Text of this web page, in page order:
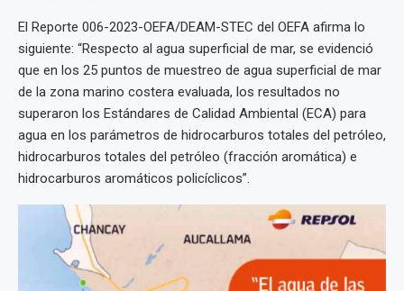
El Reporte 006-2023-OEFA/DEAM-STEC del OEFA afirma lo
siguiente: “Respecto al agua superficial de mar, se evidenció
que en los 25 puntos de muestreo de agua superficial de mar
de la zona marino costera evaluada, los resultados no
superaron los Estándares de Calidad Ambiental (ECA) para
agua en los parámetros de hidrocarburos totales del petróleo,
hidrocarburos totales del petróleo (fracción aromática) e
hidrocarburos aromáticos policíclicos”.